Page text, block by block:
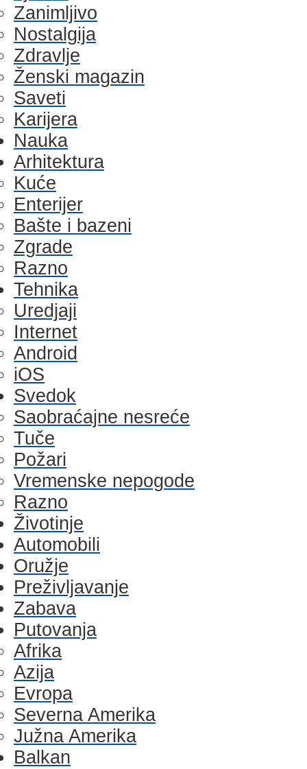
Zanimljivo
Nostalgija
Zdravlje
Ženski magazin
Saveti
Karijera
Nauka
Arhitektura
Kuće
Enterijer
Bašte i bazeni
Zgrade
Razno
Tehnika
Uredjaji
Internet
Android
iOS
Svedok
Saobraćajne nesreće
Tuče
Požari
Vremenske nepogode
Razno
Životinje
Automobili
Oružje
Preživljavanje
Zabava
Putovanja
Afrika
Azija
Evropa
Severna Amerika
Južna Amerika
Balkan